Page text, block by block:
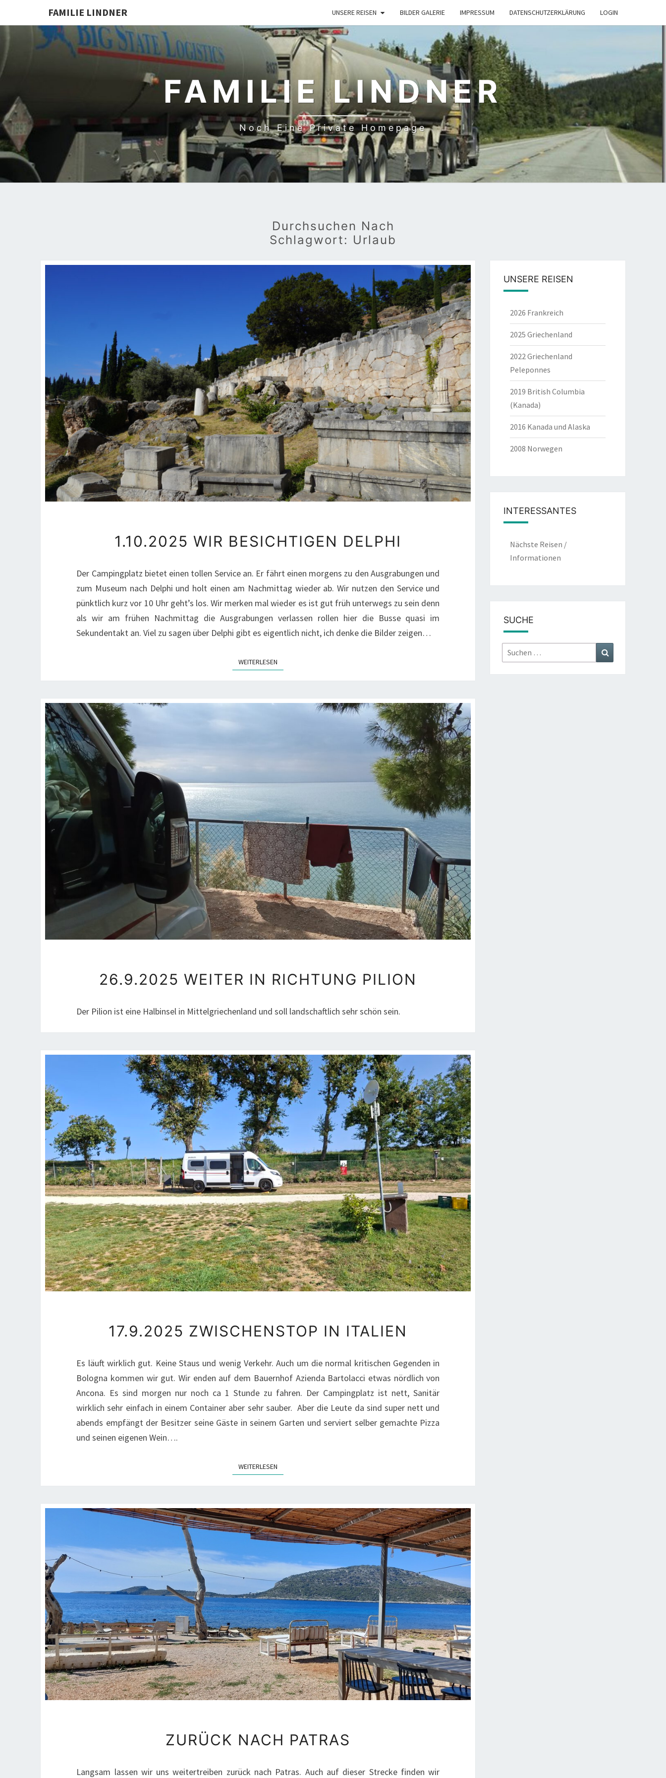
FAMILIE LINDNER UNSERE REISEN BILDER GALERIE IMPRESSUM DATENSCHUTZERKLÄRUNG LOGIN
FAMILIE LINDNER
Noch Eine Private Homepage
Durchsuchen Nach
Schlagwort: Urlaub
WIR
DELPHI
1.10.2025 WIR BESICHTIGEN DELPHI
Der Campingplatz bietet einen tollen Service an. Er fährt einen morgens zu den Ausgrabungen und
zum Museum nach Delphi und holt einen am Nachmittag wieder ab. Wir nutzen den Service und
pünktlich kurz vor 10 Uhr geht’s los. Wir merken mal wieder es ist gut früh unterwegs zu sein denn
als wir am frühen Nachmittag die Ausgrabungen verlassen rollen hier die Busse quasi im
Sekundentakt an. Viel zu sagen über Delphi gibt es eigentlich nicht, ich denke die Bilder zeigen…
WEITERLESEN
WEITER
RICHTUNG
26.9.2025 WEITER IN RICHTUNG PILION
Der Pilion ist eine Halbinsel in Mittelgriechenland und soll landschaftlich sehr schön sein.
ZWISCHENSTOP
ITALIEN
17.9.2025 ZWISCHENSTOP IN ITALIEN
Es läuft wirklich gut. Keine Staus und wenig Verkehr. Auch um die normal kritischen Gegenden in
Bologna kommen wir gut. Wir enden auf dem Bauernhof Azienda Bartolacci etwas nördlich von
Ancona. Es sind morgen nur noch ca 1 Stunde zu fahren. Der Campingplatz ist nett, Sanitär
wirklich sehr einfach in einem Container aber sehr sauber. Aber die Leute da sind super nett und
abends empfängt der Besitzer seine Gäste in seinem Garten und serviert selber gemachte Pizza
und seinen eigenen Wein….
WEITERLESEN
NACH
ZURÜCK NACH PATRAS
Langsam lassen wir uns weitertreiben zurück nach Patras. Auch auf dieser Strecke finden wir
UNSERE REISEN
2026 Frankreich
2025 Griechenland
2022 Griechenland
Peleponnes
2019 British Columbia
(Kanada)
2016 Kanada und Alaska
2008 Norwegen
INTERESSANTES
Nächste Reisen /
Informationen
SUCHE
Suchen
nach: